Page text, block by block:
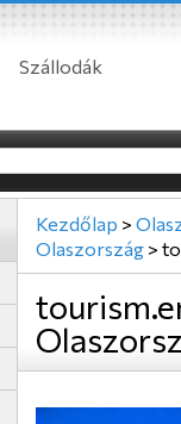
Szállodák
Kezdőlap >
Olaszország >